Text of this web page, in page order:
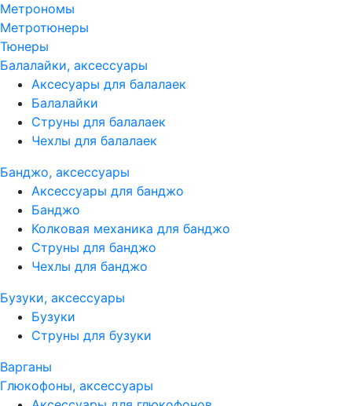
Метрономы
Метротюнеры
Тюнеры
Балалайки, аксессуары
Аксесуары для балалаек
Балалайки
Струны для балалаек
Чехлы для балалаек
Банджо, аксессуары
Аксессуары для банджо
Банджо
Колковая механика для банджо
Струны для банджо
Чехлы для банджо
Бузуки, аксессуары
Бузуки
Струны для бузуки
Варганы
Глюкофоны, аксессуары